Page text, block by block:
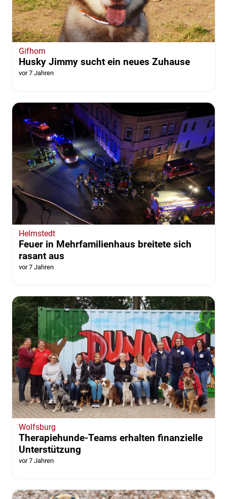
Gifhorn
Husky Jimmy sucht ein neues Zuhause
vor 7 Jahren
Helmstedt
Feuer in Mehrfamilienhaus breitete sich
rasant aus
vor 7 Jahren
Wolfsburg
Therapiehunde-Teams erhalten finanzielle
Unterstützung
vor 7 Jahren